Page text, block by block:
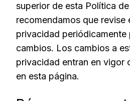
superior de esta Política
recomendamos que revise
privacidad periódicamente
cambios. Los cambios a
privacidad entran en vigor
en esta página.